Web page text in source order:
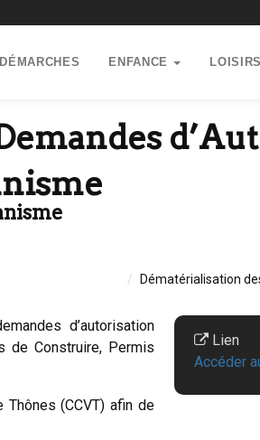
DÉMARCHES ENFANCE LOISIRS
Dématérialisation
d’autorisation
de Construire, Permis
(CCVT) afin de
Lien
Accéder